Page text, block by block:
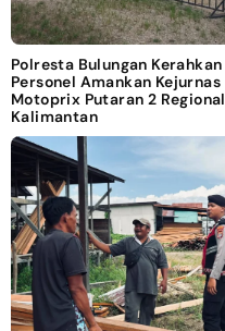
Polresta Bulungan Kerahkan
Personel Amankan Kejurnas
Motoprix Putaran 2 Regional
Kalimantan